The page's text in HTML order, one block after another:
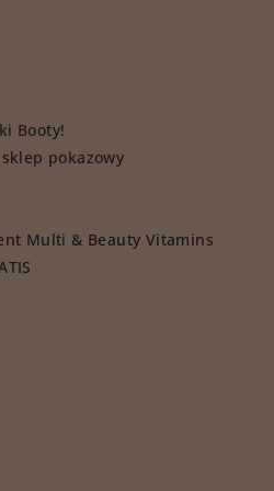
Booty!
pokazowy
Multi & Beauty Vitamins